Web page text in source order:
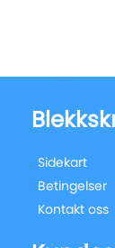
Sidekart
Betingelser
Kontakt oss